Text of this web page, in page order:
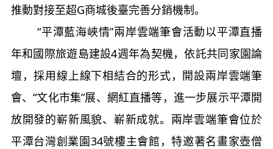
推動對接至超G商城後臺完善分銷機制。
“平潭藍海峽情”兩岸雲端筆會活動以平潭直播
年和國際旅遊島建設4週年為契機，依託共同家園論
壇，採用線上線下相結合的形式，開設兩岸雲端筆
會、“文化市集”展、網紅直播等，進一步展示平潭開
放開發的嶄新風貌、嶄新成就。兩岸雲端筆會位於
平潭台灣創業園34號樓主會館，特邀著名畫家壺僧